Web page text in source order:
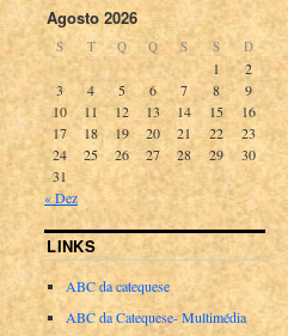
Agosto 2026
S T Q Q S S D
1
2
3
4 5 6 7 8
9
10
11 12 13 14 15
16
17
18 19 20 21 22
23
24
25 26 27 28 29
30
31
« Dez
LINKS
ABC da catequese
ABC da Catequese- Multimédia